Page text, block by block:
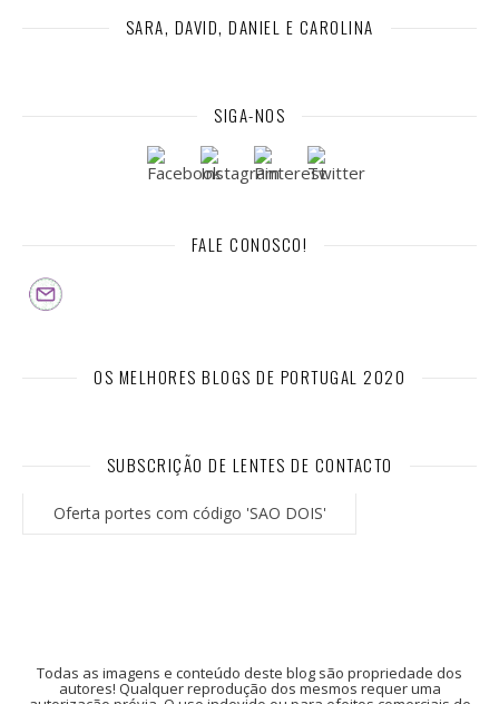
SARA, DAVID, DANIEL E CAROLINA
SIGA-NOS
FALE CONOSCO!
OS MELHORES BLOGS DE PORTUGAL 2020
SUBSCRIÇÃO DE LENTES DE CONTACTO
Oferta portes com código 'SAO DOIS'
Todas as imagens e conteúdo deste blog são propriedade dos
autores! Qualquer reprodução dos mesmos requer uma